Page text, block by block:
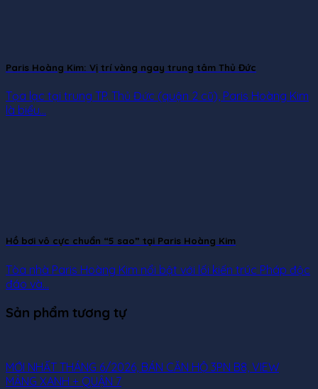
Paris Hoàng Kim: Vị trí vàng ngay trung tâm Thủ Đức
Tọa lạc tại trung TP. Thủ Đức (quận 2 cũ), Paris Hoàng Kim
là biểu...
Hồ bơi vô cực chuẩn “5 sao” tại Paris Hoàng Kim
Tòa nhà Paris Hoàng Kim nổi bật với lối kiến trúc Pháp độc
đáo và...
Sản phẩm tương tự
MỚI NHẤT THÁNG 6/2026, BÁN CĂN HỘ 3PN B8, VIEW
MẢNG XANH + QUẬN 7